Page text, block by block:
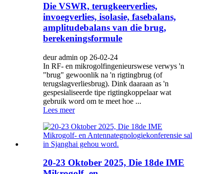
Die VSWR, terugkeerverlies,
invoegverlies, isolasie, fasebalans,
amplitudebalans van die brug,
berekeningsformule
deur admin op 26-02-24
In RF- en mikrogolfingenieurswese verwys 'n
"brug" gewoonlik na 'n rigtingbrug (of
terugslagverliesbrug). Dink daaraan as 'n
gespesialiseerde tipe rigtingkoppelaar wat
gebruik word om te meet hoe ...
Lees meer
20-23 Oktober 2025, Die 18de IME